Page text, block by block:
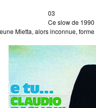
03
Ce slow de 1990
Mietta, alors inconnue,